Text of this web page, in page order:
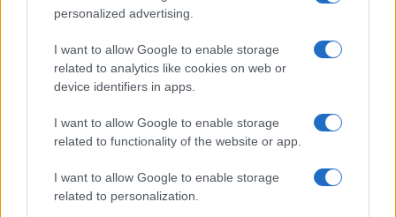
personalized advertising.
I want to allow Google to enable storage
related to analytics like cookies on web or
device identifiers in apps.
I want to allow Google to enable storage
related to functionality of the website or app.
I want to allow Google to enable storage
related to personalization.
una commissione prodiga incassa bonus e
precedenze. E quei benefici non piovono dal cielo:
attingono a fondi contingentati, per cui il
vantaggio immeritato di uno diventa il diritto
negato di un altro. La meritocrazia, invocata come
totem, viene capovolta nel suo contrario:
competenza del giudicato